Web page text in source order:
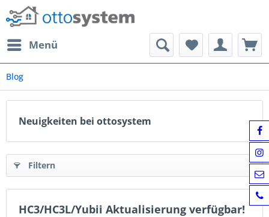
Menü
Blog
Neuigkeiten bei ottosystem
Filtern
HC3/HC3L/Yubii Aktualisierung verfügbar!